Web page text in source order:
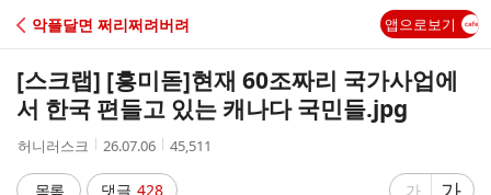
C
A
악플달면 쩌리쩌려버려 앱으로보기
[스크랩] [흥미돋]현재 60조짜리 국가사업에
서 한국 편들고 있는 캐나다 국민들.jpg
작
자
허니러스크
작
시
26.07.06
조
수
45,511
목록 댓글 428
글
가